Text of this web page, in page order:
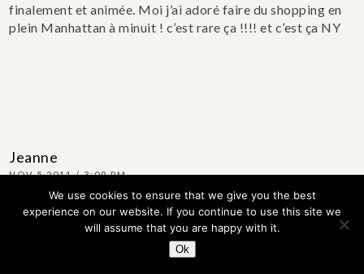
finalement et animée. Moi j’ai adoré faire du shopping en
plein Manhattan à minuit ! c’est rare ça !!!! et c’est ça NY
Jeanne
NOV 5.2011 / 3:09 PM
Ce jean rose est trop beau, et j’aime le ton positif de ton
Bravo continue, ton blog est super, je le découvre
We use cookies to ensure that we give you the best
experience on our website. If you continue to use this site we
will assume that you are happy with it.
Ok